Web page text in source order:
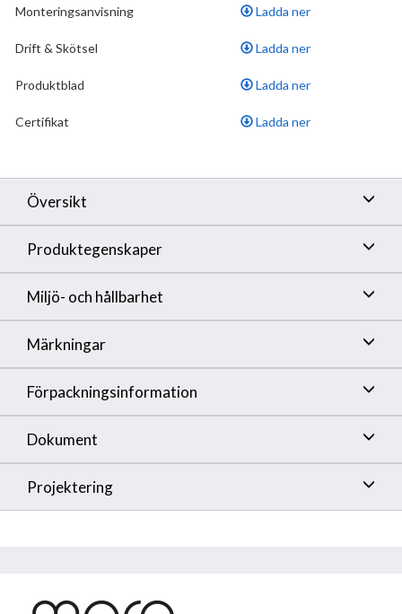
•Extra greppvänliga vred, godkänd av
reumatikerförbundet
Monteringsanvisning Ladda ner
Drift & Skötsel Ladda ner
Produktblad Ladda ner
Certifikat Ladda ner
Översikt
Produktegenskaper
Miljö- och hållbarhet
Märkningar
Förpackningsinformation
Dokument
Projektering